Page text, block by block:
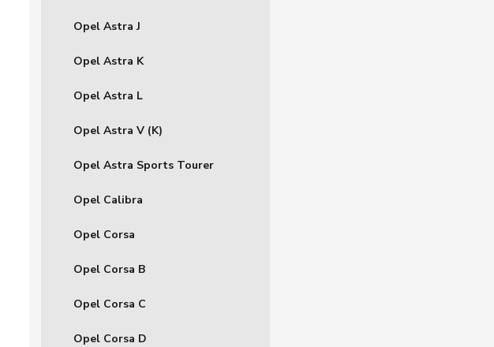
Opel Astra J
Opel Astra K
Opel Astra L
Opel Astra V (K)
Opel Astra Sports Tourer
Opel Calibra
Opel Corsa
Opel Corsa B
Opel Corsa C
Opel Corsa D